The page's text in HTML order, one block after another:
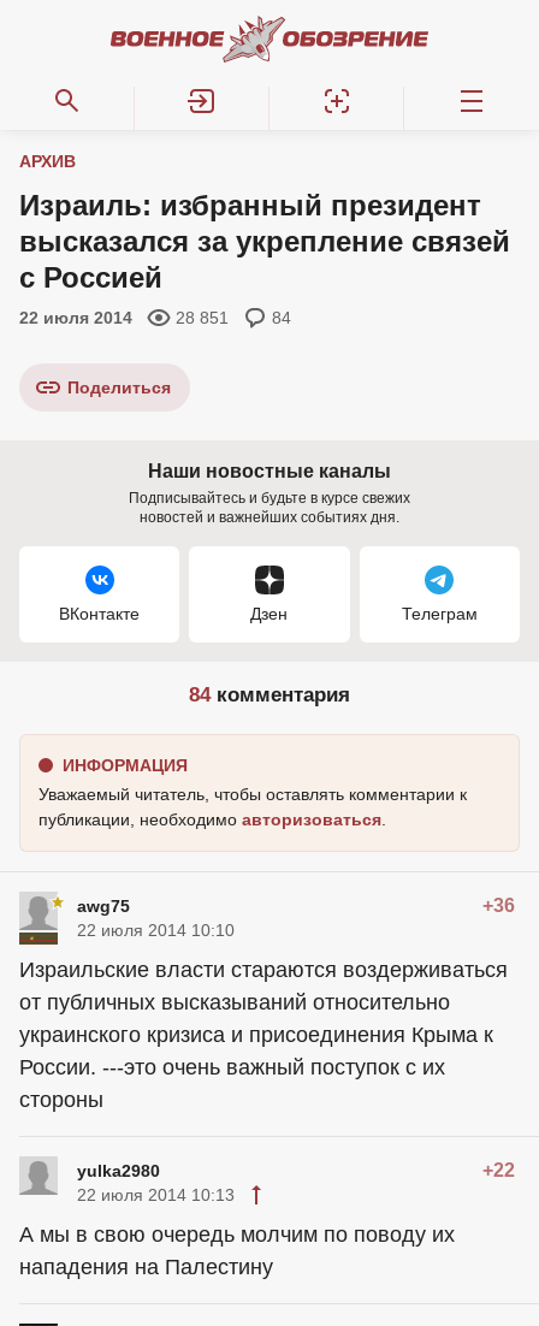
АРХИВ
Израиль: избранный президент
высказался за укрепление связей
с Россией
22 июля 2014 28 851 84
Поделиться
Наши новостные каналы
Подписывайтесь и будьте в курсе свежих
новостей и важнейших событиях дня.
ВКонтакте Дзен Телеграм
84комментария
ИНФОРМАЦИЯ
Уважаемый читатель, чтобы оставлять комментарии к
публикации, необходимо авторизоваться
awg75 +36
22 июля 2014 10:10
Израильские власти стараются воздерживаться
от публичных высказываний относительно
украинского кризиса и присоединения Крыма к
России. ---это очень важный поступок с их
стороны
yulka2980 +22
22 июля 2014 10:13
А мы в свою очередь молчим по поводу их
нападения на Палестину